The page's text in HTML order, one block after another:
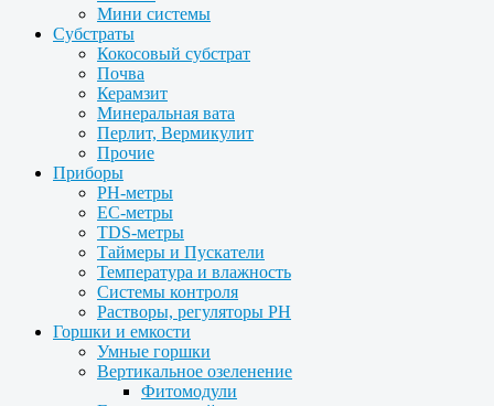
Мини системы
Субстраты
Кокосовый субстрат
Почва
Керамзит
Минеральная вата
Перлит, Вермикулит
Прочие
Приборы
PH-метры
EC-метры
TDS-метры
Таймеры и Пускатели
Температура и влажность
Системы контроля
Растворы, регуляторы PH
Горшки и емкости
Умные горшки
Вертикальное озеленение
Фитомодули